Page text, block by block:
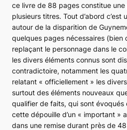
ce livre de 88 pages constitue une
plusieurs titres. Tout d’abord
autour de la disparition de
quelques pages nécessaires (bien
replaçant le personnage dans le
les divers éléments connus sont
contradictoire, notamment les
relatant « officiellement » les
surtout des éléments nouveaux
qualifier de faits, qui sont
cette dépouille d’un « important »
dans une remise durant près de